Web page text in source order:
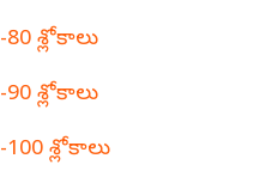
80 శ్లోకాలు
90 శ్లోకాలు
100 శ్లోకాలు